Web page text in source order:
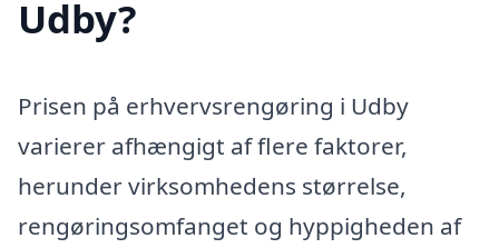
Udby?
Prisen på erhvervsrengøring i Udby
varierer afhængigt af flere faktorer,
herunder virksomhedens størrelse,
rengøringsomfanget og hyppigheden af